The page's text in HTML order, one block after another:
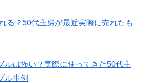
る？50代主婦が最近実際に売れたも
ルは怖い？実際に使ってきた50代主
ル事例